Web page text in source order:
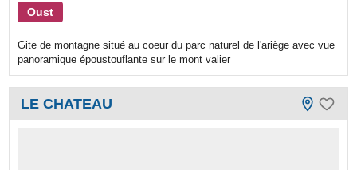
Oust
Gite de montagne situé au coeur du parc naturel de l'ariège avec vue
panoramique époustouflante sur le mont valier
LE CHATEAU